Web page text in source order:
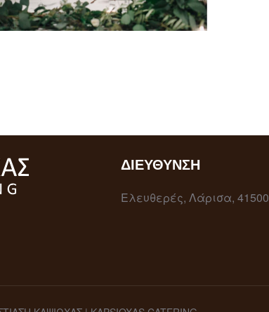
ΔΙΕΎΘΥΝΣΗ
Ελευθερές, Λάρισα, 41500